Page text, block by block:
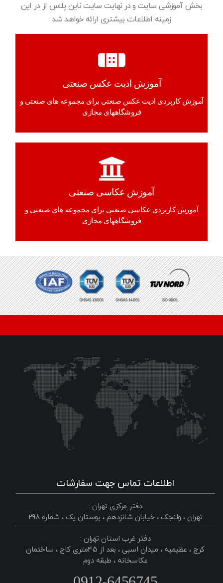
بخش آموزشی سایت و در نهایت سایت ناین پلاس از در این
زمینه اطلاعات بیشتری ارائه خواهد شد
آموزش ادیت عکس صنعتی
آموزش کاربردی ادیت عکس صنعتی برای مجموعه های صنعتی و
فروشگاههای مجازی
آموزش عکاسی صنعتی
آموزش کاربردی عکاسی صنعتی برای مجموعه های صنعتی و
فروشگاههای مجازی
اطلاعات تماس جهت سفارشات
دفتر مرکزی تهران :
تهران ، ولنجک ، خیابان شانزدهم ، بوستان یک ، شماره ۲۹۸
دفتر غرب استان تهران :
کرج ، عظیمیه ، میدان اسبی ، بعد از ۴۵متری کاج ، ساختمان
عکاسخانه ، طبقه دوم